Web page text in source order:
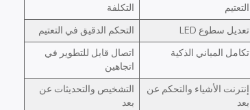
التعتيم
التكلفة
تعديل سطوع LED
التحكم الدقيق في التعتيم
تكامل المباني الذكية
اتصال قابل للتطوير في
اتجاهين
إنترنت الأشياء والتحكم عن
بعد
التشخيص والتحديثات عن
بعد